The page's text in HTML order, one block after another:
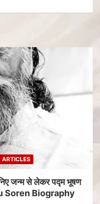
ARTICLES
जन्म से लेकर पद्म भूषण
Soren Biography